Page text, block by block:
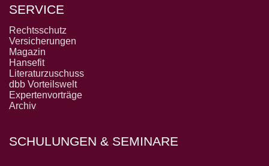
SERVICE
Rechtsschutz
Versicherungen
Magazin
Hansefit
Literaturzuschuss
dbb Vorteilswelt
Expertenvorträge
Archiv
SCHULUNGEN & SEMINARE